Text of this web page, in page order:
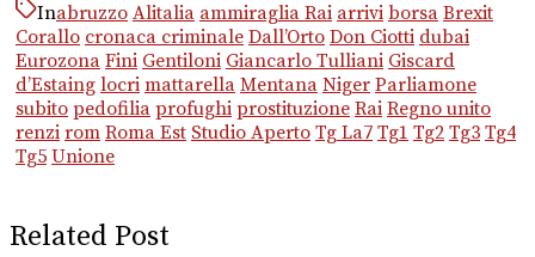
Inabruzzo Alitalia ammiraglia Rai arrivi borsa Brexit
Corallo cronaca criminale Dall’Orto Don Ciotti dubai
Eurozona Fini Gentiloni Giancarlo Tulliani Giscard
d’Estaing locri mattarella Mentana Niger Parliamone
subito pedofilia profughi prostituzione Rai Regno unito
renzi rom Roma Est Studio Aperto Tg La7 Tg1 Tg2 Tg3 Tg4
Tg5 Unione
Related Post